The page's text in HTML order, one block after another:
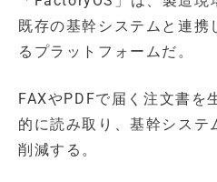
既存の基幹システムと連携
るプラットフォームだ。
FAXやPDFで届く注文書を
的に読み取り、基幹システ
削減する。